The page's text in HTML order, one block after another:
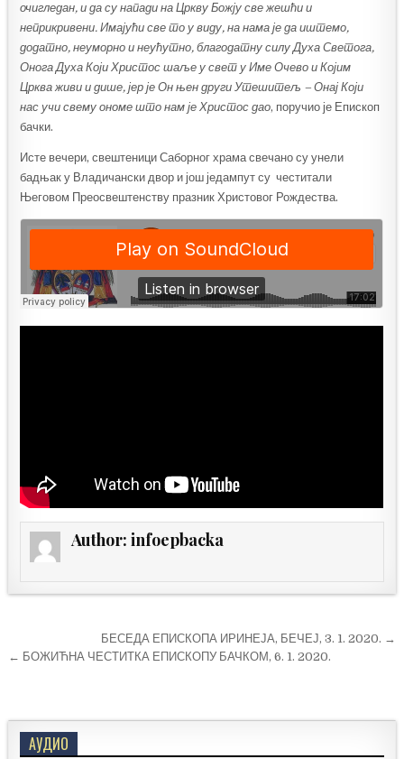
очигледан, и да су напади на Цркву Божју све жешћи и
неприкривени. Имајући све то у виду, на нама је да иштемо,
додатно, неуморно и неућутно, благодатну силу Духа Светога,
Онога Духа Који Христос шаље у свет у Име Очево и Којим
Црква живи и дише, јер је Он њен други Утешитељ – Онај Који
нас учи свему ономе што нам је Христос дао, поручио је Епископ
бачки.
Исте вечери, свештеници Саборног храма свечано су унели
бадњак у Владичански двор и још једампут су честитали
Његовом Преосвештенству празник Христовог Рождества.
Author:infoepbacka
Кретање
чланка
БЕСЕДА ЕПИСКОПА ИРИНЕЈА, БЕЧЕЈ, 3. 1. 2020. →
← БОЖИЋНА ЧЕСТИТКА ЕПИСКОПУ БАЧКОМ, 6. 1. 2020.
АУДИО